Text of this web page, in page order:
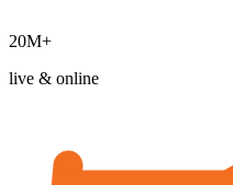
20M+
live & online